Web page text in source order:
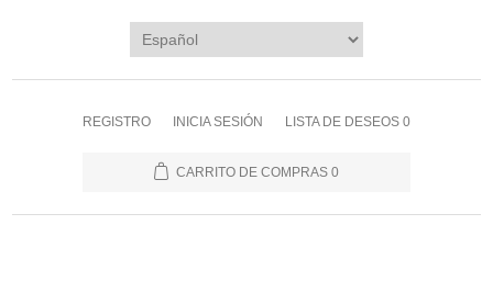
REGISTRO INICIA SESIÓN LISTA DE DESEOS 0
CARRITO DE COMPRAS 0